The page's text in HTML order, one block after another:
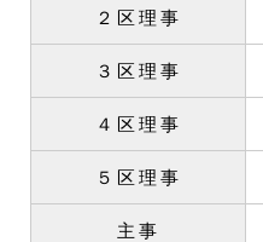
２区理事
３区理事
４区理事
５区理事
主事